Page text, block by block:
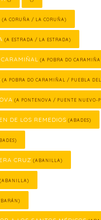
(A CORUÑA / LA CORUÑA)
(A ESTRADA / LA ESTRADA)
(A POBRA DO
(A POBRA DO CARAMIÑAL / PUEBLA
(A PONTENOVA / PUENTE NUEVO-
DE LOS REMEDIOS (ABADES)
CRUZ (ABANILLA)
(ABANILLA)